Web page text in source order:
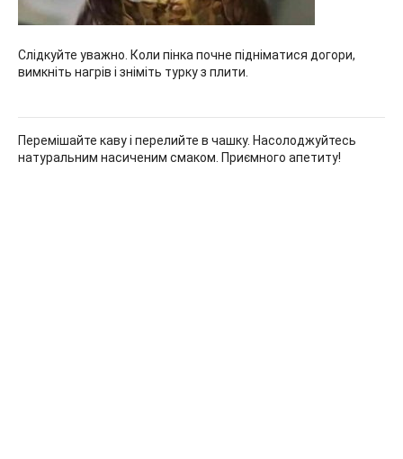
Слідкуйте уважно. Коли пінка почне підніматися догори,
вимкніть нагрів і зніміть турку з плити.
Перемішайте каву і перелийте в чашку. Насолоджуйтесь
натуральним насиченим смаком. Приємного апетиту!